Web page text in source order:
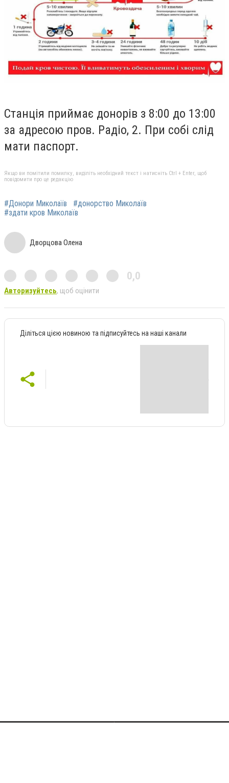
Станція приймає донорів з 8:00 до 13:00
за адресою пров. Радіо, 2. При собі слід
мати паспорт.
Якщо ви помітили помилку, виділіть необхідний текст і натисніть Ctrl + Enter, щоб
повідомити про це редакцію
#Донори Миколаїв
#донорство Миколаїв
#здати кров Миколаїв
Дворцова Олена
0,0
Авторизуйтесь, щоб оцінити
Діліться цією новиною та підписуйтесь на наші канали